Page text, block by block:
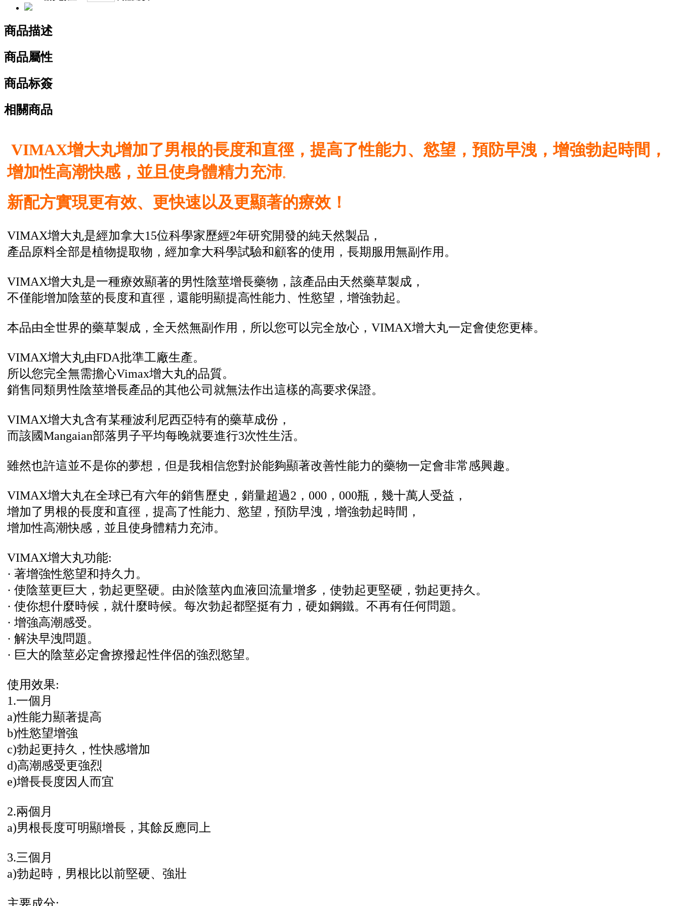
商品描述
商品屬性
商品标簽
相關商品
VIMAX增大丸增加了男根的長度和直徑，提高了性能力、慾望，預防早洩，增強勃起時間，
增加性高潮快感，並且使身體精力充沛。
新配方實現更有效、更快速以及更顯著的療效！
VIMAX增大丸是經加拿大15位科學家歷經2年研究開發的純天然製品，
產品原料全部是植物提取物，經加拿大科學試驗和顧客的使用，長期服用無副作用。
VIMAX增大丸是一種療效顯著的男性陰莖增長藥物，該產品由天然藥草製成，
不僅能增加陰莖的長度和直徑，還能明顯提高性能力、性慾望，增強勃起。
本品由全世界的藥草製成，全天然無副作用，所以您可以完全放心，VIMAX增大丸一定會使您更棒。
VIMAX增大丸由FDA批準工廠生產。
所以您完全無需擔心Vimax增大丸的品質。
銷售同類男性陰莖增長產品的其他公司就無法作出這樣的高要求保證。
VIMAX增大丸含有某種波利尼西亞特有的藥草成份，
而該國Mangaian部落男子平均每晚就要進行3次性生活。
雖然也許這並不是你的夢想，但是我相信您對於能夠顯著改善性能力的藥物一定會非常感興趣。
VIMAX增大丸在全球已有六年的銷售歷史，銷量超過2，000，000瓶，幾十萬人受益，
增加了男根的長度和直徑，提高了性能力、慾望，預防早洩，增強勃起時間，
增加性高潮快感，並且使身體精力充沛。
VIMAX增大丸功能:
· 著增強性慾望和持久力。
· 使陰莖更巨大，勃起更堅硬。由於陰莖內血液回流量增多，使勃起更堅硬，勃起更持久。
· 使你想什麼時候，就什麼時候。每次勃起都堅挺有力，硬如鋼鐵。不再有任何問題。
· 增強高潮感受。
· 解決早洩問題。
· 巨大的陰莖必定會撩撥起性伴侶的強烈慾望。
使用效果:
1.一個月
a)性能力顯著提高
b)性慾望增強
c)勃起更持久，性快感增加
d)高潮感受更強烈
e)增長長度因人而宜
2.兩個月
a)男根長度可明顯增長，其餘反應同上
3.三個月
a)勃起時，男根比以前堅硬、強壯